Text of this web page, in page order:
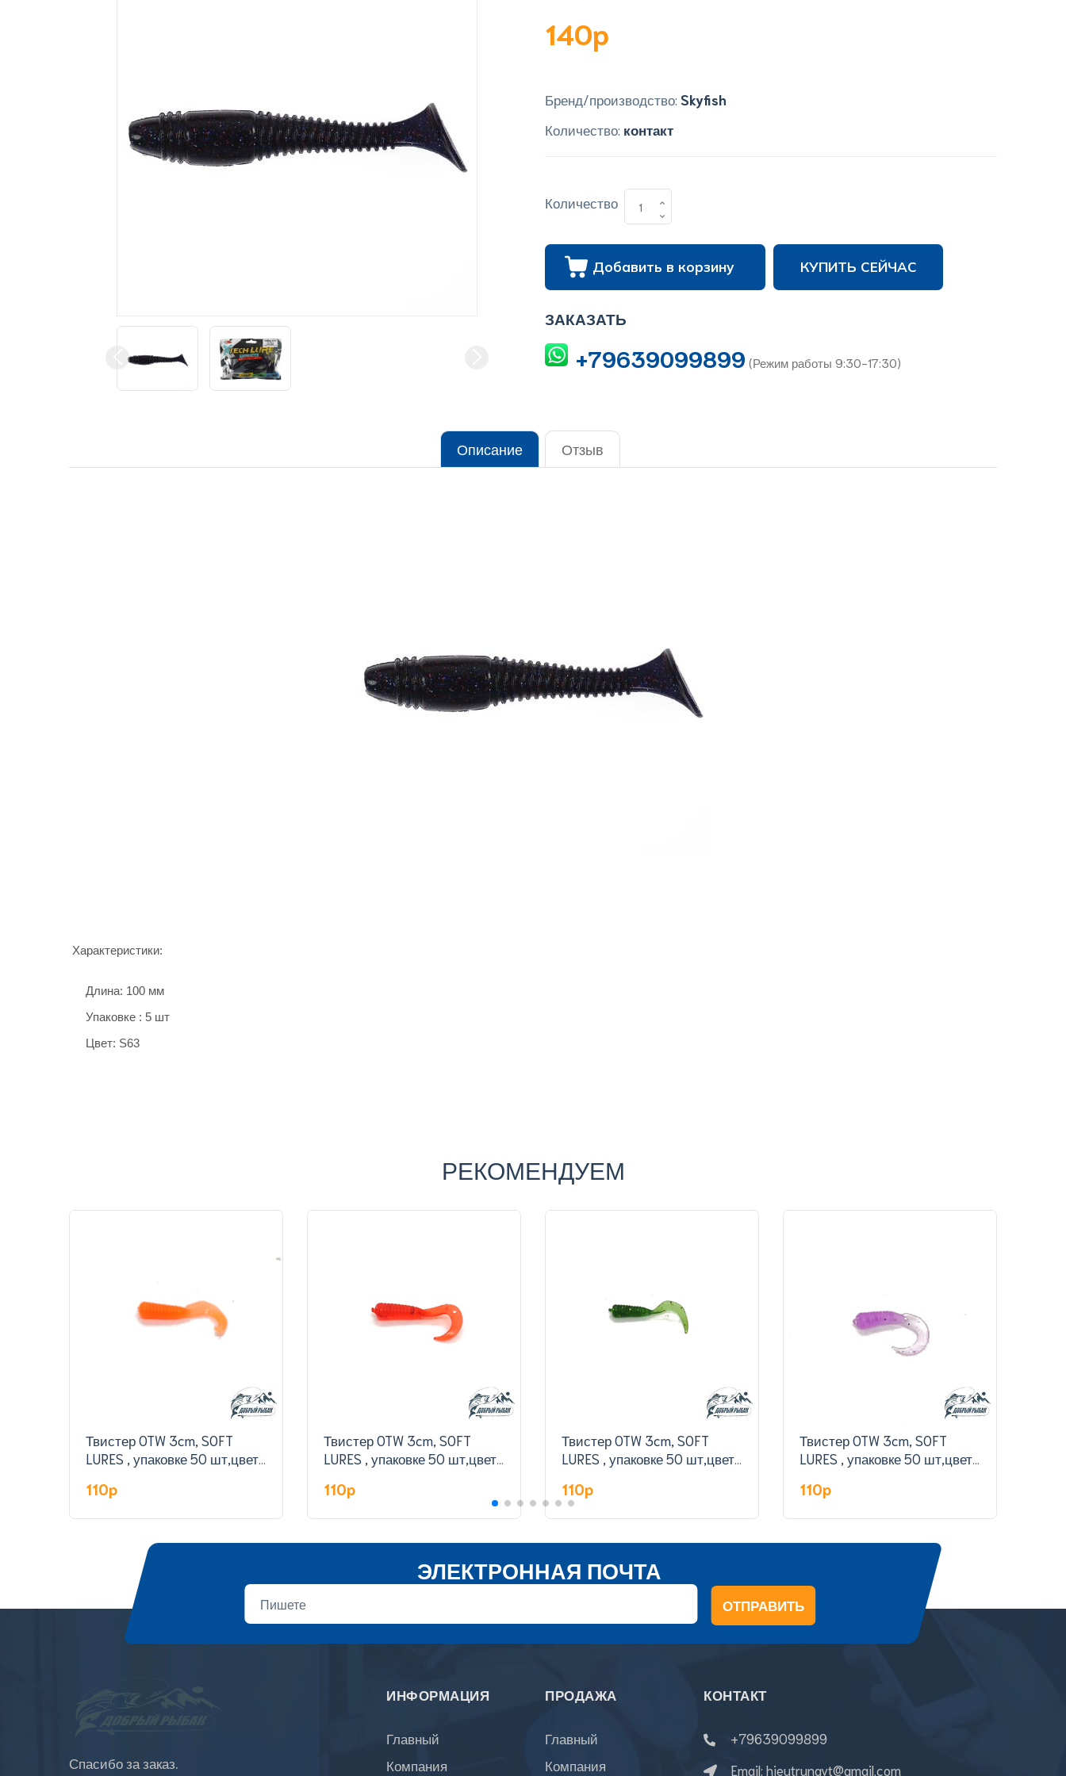
140p
Бренд/производство: Skyfish
Количество: контакт
Количество
Добавить в корзину КУПИТЬ СЕЙЧАС
ЗАКАЗАТЬ
+79639099899 (Режим работы 9:30-17:30)
Описание Отзыв
Характеристики:
Длина: 100 мм
Упаковке : 5 шт
Цвет: S63
РЕКОМЕНДУЕМ
Твистер OTW 3cm, SOFT
LURES , упаковке 50 шт,цвет
110p
Твистер OTW 3cm, SOFT
LURES , упаковке 50 шт,цвет
110p
Твистер OTW 3cm, SOFT
LURES , упаковке 50 шт,цвет
110p
Твистер OTW 3cm, SOFT
LURES , упаковке 50 шт,цвет
110p
ЭЛЕКТРОННАЯ ПОЧТА
ОТПРАВИТЬ
Спасибо за заказ.
ИНФОРМАЦИЯ
Главный
Компания
ПРОДАЖА
Главный
Компания
КОНТАКТ
+79639099899
Email: hieutrungvt@gmail.com